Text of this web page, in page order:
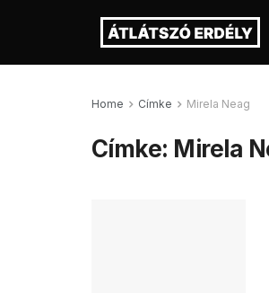
Home Címke Mirela Neag
Címke: Mirela